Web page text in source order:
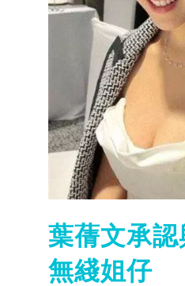
葉蒨文承
無綫姐仔